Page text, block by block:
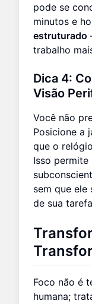
pode se
minutos e
estruturado
trabalho
Dica 4:
Visão
Você não
Posicione a
que o
Isso
sem que
de sua
Foco não é
humana;